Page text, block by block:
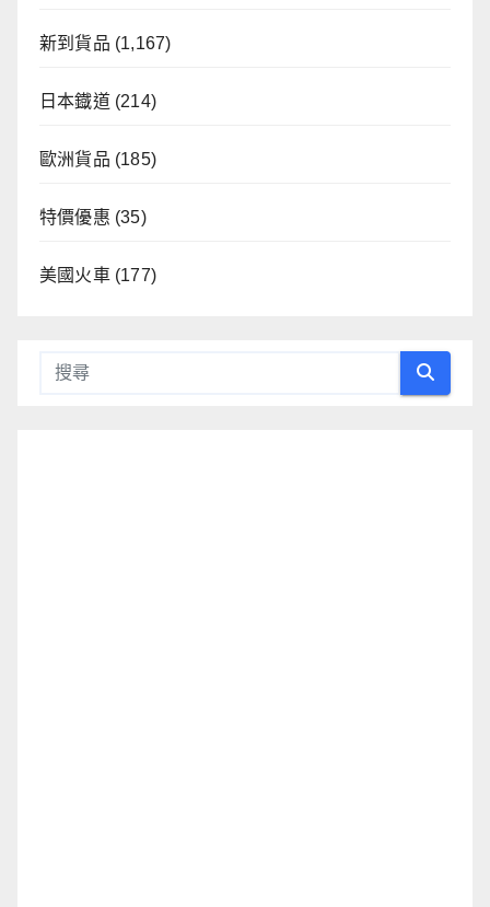
新到貨品 (1,167)
日本鐡道(214)
歐洲貨品 (185)
特價優惠 (35)
美國火車(177)